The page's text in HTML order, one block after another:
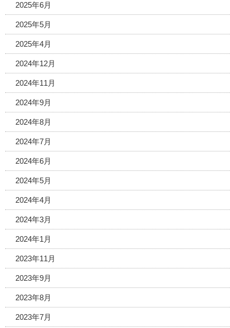
2025年6月
2025年5月
2025年4月
2024年12月
2024年11月
2024年9月
2024年8月
2024年7月
2024年6月
2024年5月
2024年4月
2024年3月
2024年1月
2023年11月
2023年9月
2023年8月
2023年7月